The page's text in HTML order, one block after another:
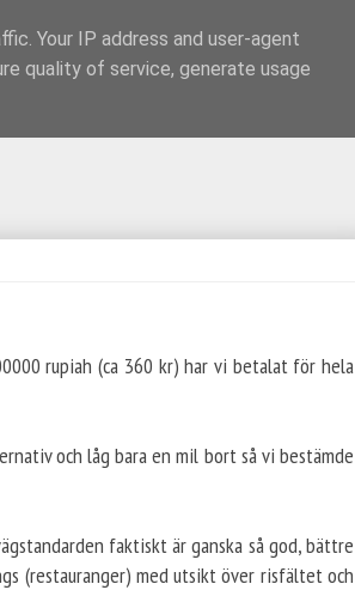
rupiah (ca 360 kr) har vi betalat för hela
och låg bara en mil bort så vi bestämde
faktiskt är ganska så god, bättre
(restauranger) med utsikt över risfältet och
Your IP address and user-agent
quality of service, generate usage